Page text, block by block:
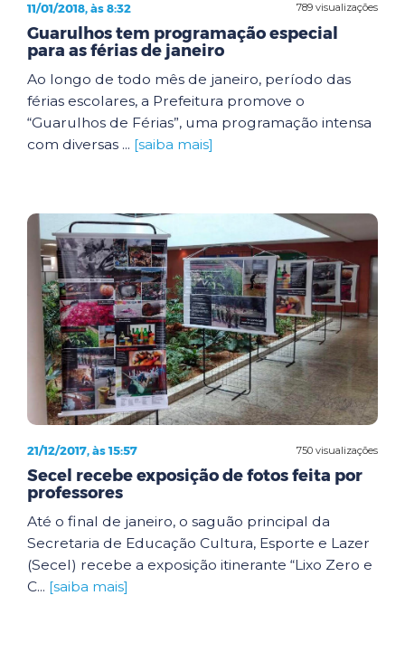
789 visualizações
11/01/2018, às 8:32
Guarulhos tem programação especial
para as férias de janeiro
Ao longo de todo mês de janeiro, período das
férias escolares, a Prefeitura promove o
“Guarulhos de Férias”, uma programação intensa
com diversas ... [saiba mais]
750 visualizações
21/12/2017, às 15:57
Secel recebe exposição de fotos feita por
professores
Até o final de janeiro, o saguão principal da
Secretaria de Educação Cultura, Esporte e Lazer
(Secel) recebe a exposição itinerante “Lixo Zero e
C... [saiba mais]